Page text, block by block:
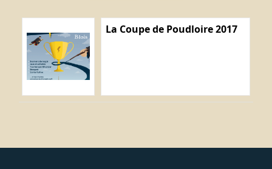
La Coupe de Poudloire 2017